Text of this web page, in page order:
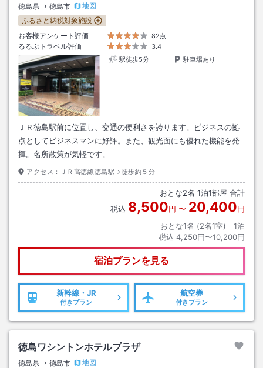
徳島県 徳島市
地図
ふるさと納税対象施設
お客様アンケート評価
82点
るるぶトラベル評価
3.4
駅徒歩5分
駐車場あり
ＪＲ徳島駅前に位置し、交通の便利さを誇ります。ビジネスの拠
点としてビジネスマンに好評。また、観光面にも優れた機能を発
揮。名所散策が気軽です。
アクセス： ＪＲ高徳線徳島駅→徒歩約５分
おとな2名 1泊1部屋 合計
税込 8,500円 〜 20,400円
おとな1名 (2名1室)｜ 1泊
税込 4,250円〜10,200円
宿泊プランを見る
新幹線・JR
付きプラン
航空券
付きプラン
徳島ワシントンホテルプラザ
徳島県 徳島市
地図